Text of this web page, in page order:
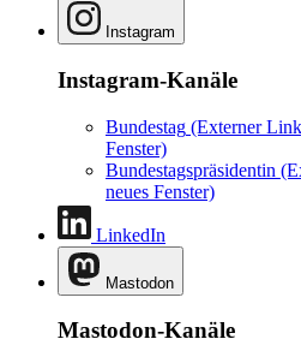
Instagram
Instagram-Kanäle
Bundestag (Externer
Fenster)
Bundestagspräsidentin
neues Fenster)
LinkedIn
Mastodon
Mastodon-Kanäle